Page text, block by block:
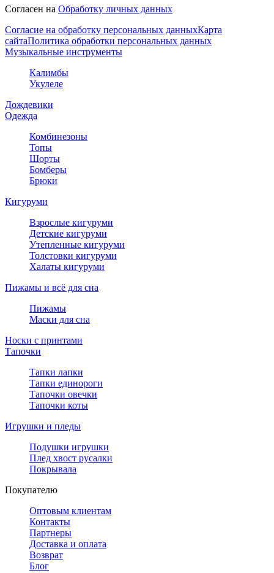
Согласен на Обработку личных данных
Согласие на обработку персональных данныхКарта
сайтаПолитика обработки персональных данных
Музыкальные инструменты
Калимбы
Укулеле
Дождевики
Одежда
Комбинезоны
Топы
Шорты
Бомберы
Брюки
Кигуруми
Взрослые кигуруми
Детские кигуруми
Утепленные кигуруми
Толстовки кигуруми
Халаты кигуруми
Пижамы и всё для сна
Пижамы
Маски для сна
Носки с принтами
Тапочки
Тапки лапки
Тапки единороги
Тапочки овечки
Тапочки коты
Игрушки и пледы
Подушки игрушки
Плед хвост русалки
Покрывала
Покупателю
Оптовым клиентам
Контакты
Партнеры
Доставка и оплата
Возврат
Блог